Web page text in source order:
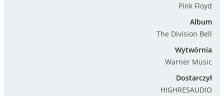
Pink Floyd
Album
The Division Bell
Wytwórnia
Warner Music
Dostarczył
HIGHRESAUDIO